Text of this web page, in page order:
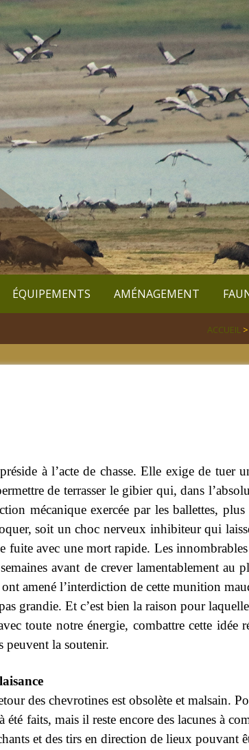
ÉQUIPEMENTS AMÉNAGEMENT
ACCUEIL >
à l’acte de chasse. Elle exige de tuer
de terrasser le gibier qui, dans
mécanique exercée par les ballettes,
soit un choc nerveux inhibiteur qui
fuite avec une mort rapide. Les
avant de crever lamentablement au
ont amené l’interdiction de cette munition
grandie. Et c’est bien la raison pour
toute notre énergie, combattre cette idée
peuvent la soutenir.
des chevrotines est obsolète et malsain.
faits, mais il reste encore des lacunes à
et des tirs en direction de lieux pouvant